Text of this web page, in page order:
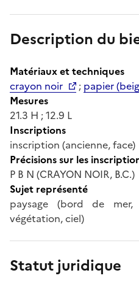
Description du
Matériaux et techniques
crayon noir
; papier
Mesures
21.3 H ; 12.9 L
Inscriptions
inscription (ancienne, face)
Précisions sur les
P B N (CRAYON NOIR, B.C.)
Sujet représenté
paysage (bord de mer,
végétation, ciel)
Statut juridique